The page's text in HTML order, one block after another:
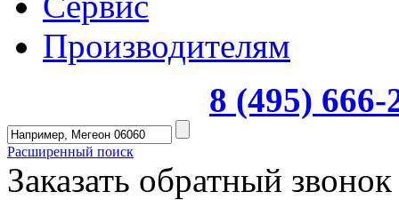
Производителям
8 (495)
Расширенный поиск
Заказать обратный звонок